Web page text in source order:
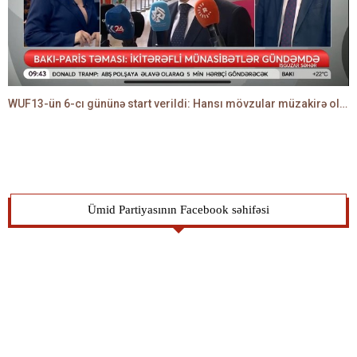
WUF13-ün 6-cı gününə start verildi: Hansı mövzular müzakirə olunacaq? -TALEH ƏLİYEV danışır
Ümid Partiyasının Facebook səhifəsi